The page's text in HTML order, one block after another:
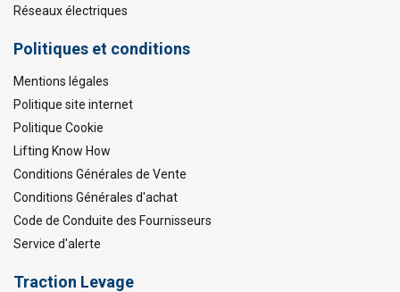
Réseaux électriques
Politiques et conditions
Mentions légales
Politique site internet
Politique Cookie
Lifting Know How
Conditions Générales de Vente
Conditions Générales d'achat
Code de Conduite des Fournisseurs
Service d'alerte
Traction Levage